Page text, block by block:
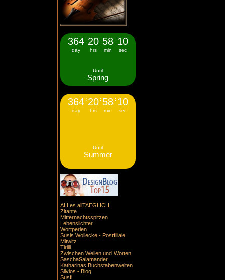
364
day
: 20
hrs
: 58
min
: 10
sec
Until
Spring
364
day
: 20
hrs
: 58
min
: 10
sec
Until
Summer
ALLes allTAEGLICH
Zitante
Mitternachtsspitzen
Lebenslichter
Wortperlen
Susis Wollecke - Postfiliale
Mitwitz
Tirilli
Zwischen Wellen und Worten
SaschaSalamander
Katharinas Buchstabenwelten
Silvios - Blog
Susfi